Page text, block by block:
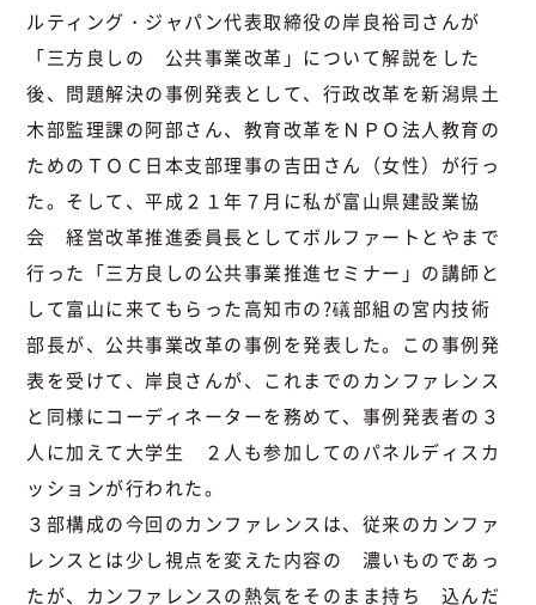
ルティング・ジャパン代表取締役の岸良裕司さんが
「三方良しの 公共事業改革」について解説をした
後、問題解決の事例発表として、行政改革を新潟県土
木部監理課の阿部さん、教育改革をＮＰＯ法人教育の
ためのＴＯＣ日本支部理事の吉田さん（女性）が行っ
た。そして、平成２１年７月に私が富山県建設業協
会 経営改革推進委員長としてボルファートとやまで
行った「三方良しの公共事業推進セミナー」の講師と
して富山に来てもらった高知市の?礒部組の宮内技術
部長が、公共事業改革の事例を発表した。この事例発
表を受けて、岸良さんが、これまでのカンファレンス
と同様にコーディネーターを務めて、事例発表者の３
人に加えて大学生 ２人も参加してのパネルディスカ
ッションが行われた。
３部構成の今回のカンファレンスは、従来のカンファ
レンスとは少し視点を変えた内容の 濃いものであっ
たが、カンファレンスの熱気をそのまま持ち 込んだ